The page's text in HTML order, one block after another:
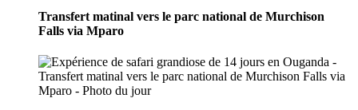
Transfert matinal vers le parc national de Murchison
Falls via Mparo